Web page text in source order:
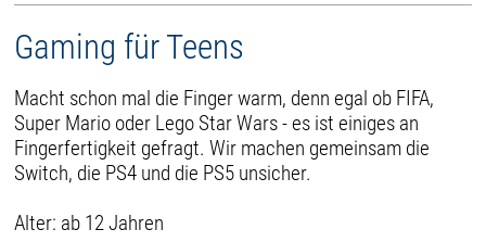
Gaming für Teens
Macht schon mal die Finger warm, denn egal ob FIFA,
Super Mario oder Lego Star Wars - es ist einiges an
Fingerfertigkeit gefragt. Wir machen gemeinsam die
Switch, die PS4 und die PS5 unsicher.
Alter: ab 12 Jahren